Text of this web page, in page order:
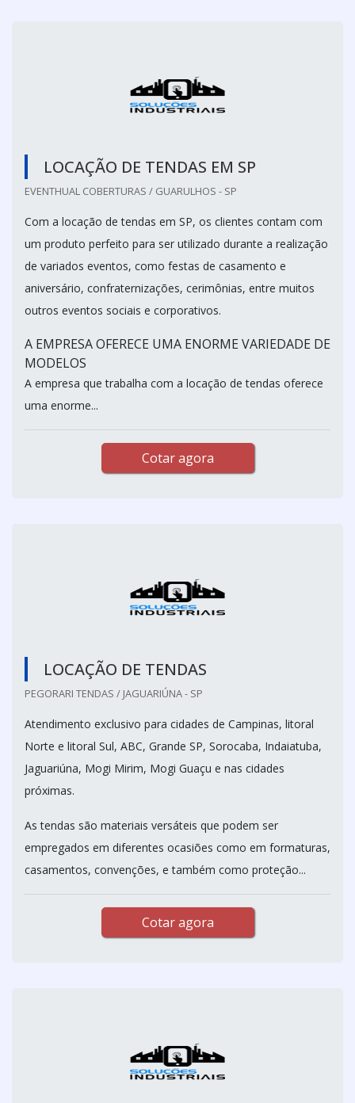
LOCAÇÃO DE TENDAS EM SP
EVENTHUAL COBERTURAS / GUARULHOS - SP
Com a locação de tendas em SP, os clientes contam com
um produto perfeito para ser utilizado durante a realização
de variados eventos, como festas de casamento e
aniversário, confraternizações, cerimônias, entre muitos
outros eventos sociais e corporativos.
A EMPRESA OFERECE UMA ENORME VARIEDADE DE
MODELOS
A empresa que trabalha com a locação de tendas oferece
uma enorme...
Cotar agora
LOCAÇÃO DE TENDAS
PEGORARI TENDAS / JAGUARIÚNA - SP
Atendimento exclusivo para cidades de Campinas, litoral
Norte e litoral Sul, ABC, Grande SP, Sorocaba, Indaiatuba,
Jaguariúna, Mogi Mirim, Mogi Guaçu e nas cidades
próximas.
As tendas são materiais versáteis que podem ser
empregados em diferentes ocasiões como em formaturas,
casamentos, convenções, e também como proteção...
Cotar agora